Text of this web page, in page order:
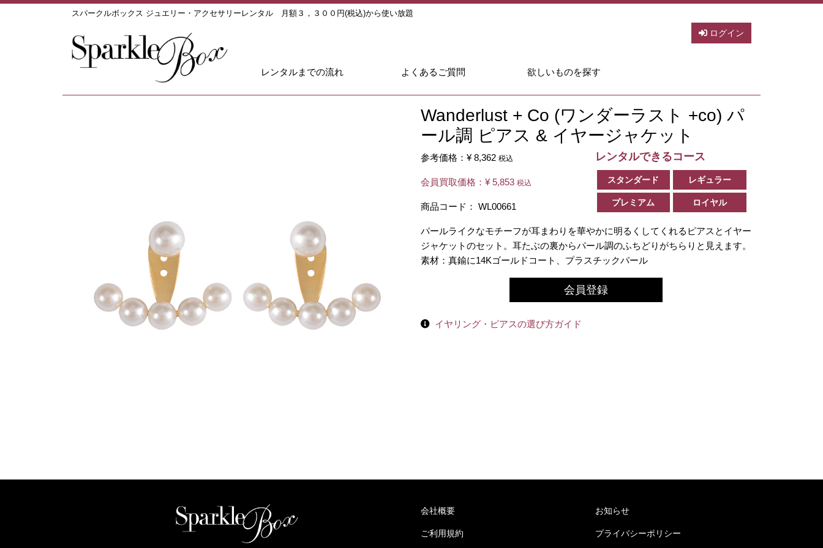
スパークルボックス ジュエリー・アクセサリーレンタル 月額３，３００円(税込)から使い放題
ログイン
レンタルまでの流れ よくあるご質問 欲しいものを探す
Wanderlust + Co (ワンダーラスト +co) パ
ール調 ピアス & イヤージャケット
参考価格： ¥ 8,362 税込
会員買取価格： ¥ 5,853 税込
商品コード： WL00661
レンタルできるコース
スタンダード レギュラー
プレミアム ロイヤル
パールライクなモチーフが耳まわりを華やかに明るくしてくれるピアスとイヤー
ジャケットのセット。耳たぶの裏からパール調のふちどりがちらりと見えます。
素材：真鍮に14Kゴールドコート、プラスチックパール
会員登録
イヤリング・ピアスの選び方ガイド
会社概要 お知らせ
ご利用規約 プライバシーポリシー